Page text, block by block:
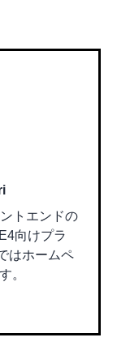
トエンドの
向けプラ
はホームペ
。